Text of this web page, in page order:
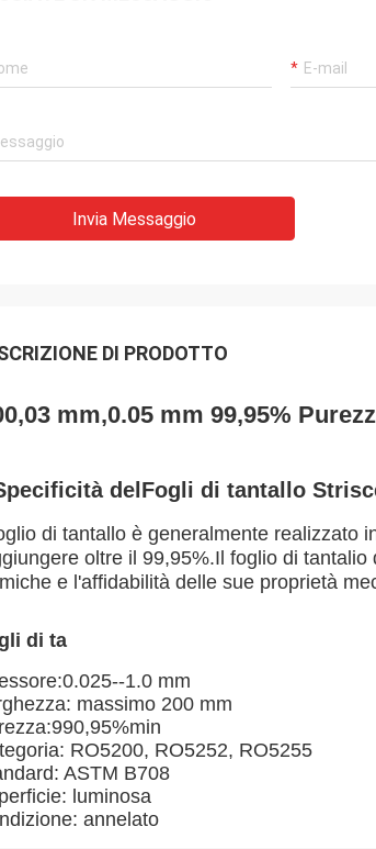
Invia Messaggio
DI PRODOTTO
mm,0.05 mm 99,95%
del Fogli di tantallo
di tantallo è generalmente realizzato
oltre il 99,95%.Il foglio di
e l'affidabilità delle sue proprietà
di ta
1.0 mm
massimo 200 mm
RO5200, RO5252, RO5255
ASTM B708
luminosa
annelato